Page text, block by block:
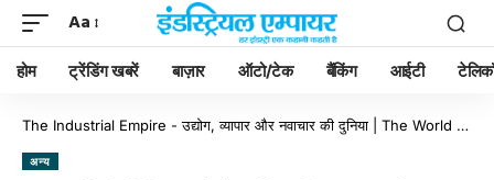
Aa
होम ट्रेंडिंग खबरें बाज़ार ऑटो/टेक बैंकिंग आईटी
The Industrial Empire - उद्योग, व्यापार और नवाचार की दुनिया | The World of Industry, Business & Innovation
अन्य